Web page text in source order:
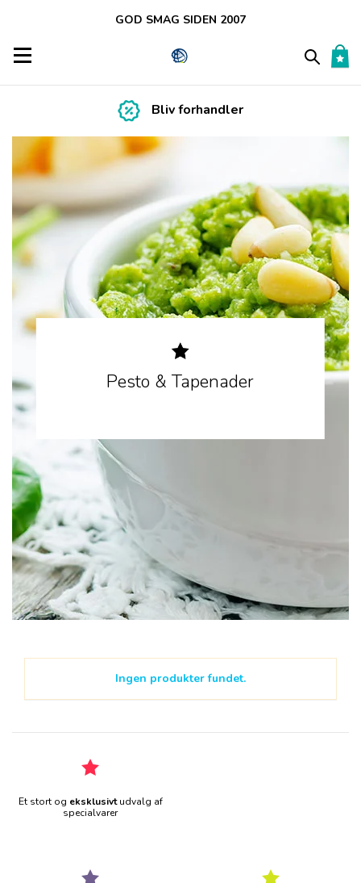
GOD SMAG SIDEN 2007
Toggle navigation
Bliv forhandler
Pesto & Tapenader
Ingen produkter fundet.
Et stort og eksklusivtudvalg af
specialvarer